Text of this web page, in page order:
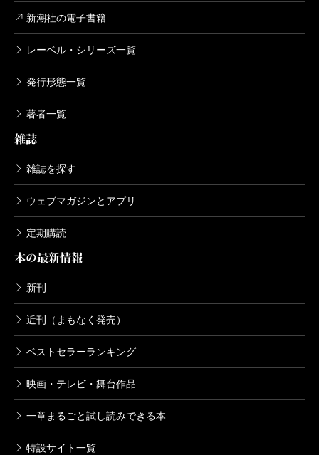
新潮社の電子書籍
レーベル・シリーズ一覧
発行形態一覧
著者一覧
雑誌
雑誌を探す
ウェブマガジンとアプリ
定期購読
本の最新情報
新刊
近刊（まもなく発売）
ベストセラーランキング
映画・テレビ・舞台作品
一章まるごと試し読みできる本
特設サイト一覧